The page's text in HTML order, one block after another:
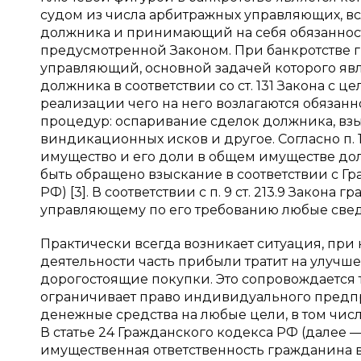
судом из числа арбитражных управляющих,
должника и принимающий на себя
предусмотренной Законом. При
управляющий, основной задачей которого
должника в соответствии со ст. 131 Закона с
реализации чего на него возлагаются
процедур: оспаривание сделок должника,
виндикационных исков и другое. Согласно п.
имущество и его доли в общем имуществе
быть обращено взыскание в соответствии с
РФ) [3]. В соответствии с п. 9 ст. 213.9 Закона
управляющему по его требованию любые
Практически всегда возникает ситуация,
деятельности часть прибыли тратит на
дорогостоящие покупки. Это
ограничивает право индивидуального
денежные средства на любые цели, в том
В статье 24 Гражданского кодекса РФ
имущественная ответственность